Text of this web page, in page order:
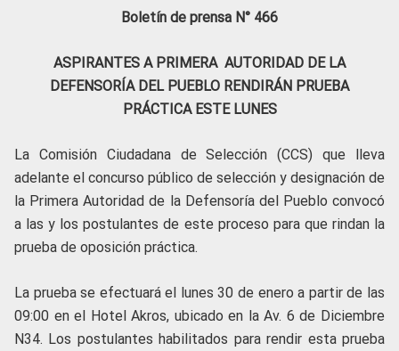
Boletín de prensa N° 466
ASPIRANTES A PRIMERA AUTORIDAD DE LA
DEFENSORÍA DEL PUEBLO RENDIRÁN PRUEBA
PRÁCTICA ESTE LUNES
La Comisión Ciudadana de Selección (CCS) que lleva
adelante el concurso público de selección y designación de
la Primera Autoridad de la Defensoría del Pueblo convocó
a las y los postulantes de este proceso para que rindan la
prueba de oposición práctica.
La prueba se efectuará el lunes 30 de enero a partir de las
09:00 en el Hotel Akros, ubicado en la Av. 6 de Diciembre
N34. Los postulantes habilitados para rendir esta prueba